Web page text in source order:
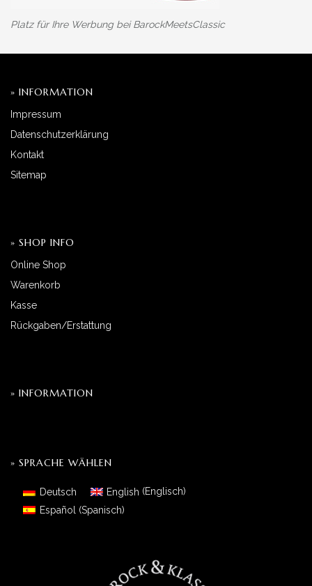
Platz für Ihre Werbung bei BarockMeetsClassic
» INFORMATION
Impressum
Datenschutzerklärung
Kontakt
Sitemap
» SHOP INFO
Online Shop
Warenkorb
Kasse
Rückgaben/Erstattung
» INFORMATION
» SPRACHE WÄHLEN
Deutsch English (Englisch)
Español
(Spanisch)